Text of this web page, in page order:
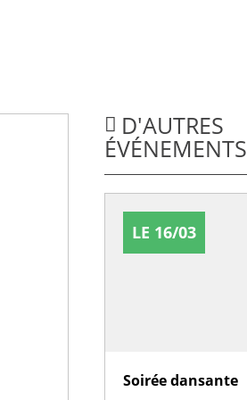
D'AUTRES
ÉVÉNEMENTS
LE 16/03
Soirée dansante